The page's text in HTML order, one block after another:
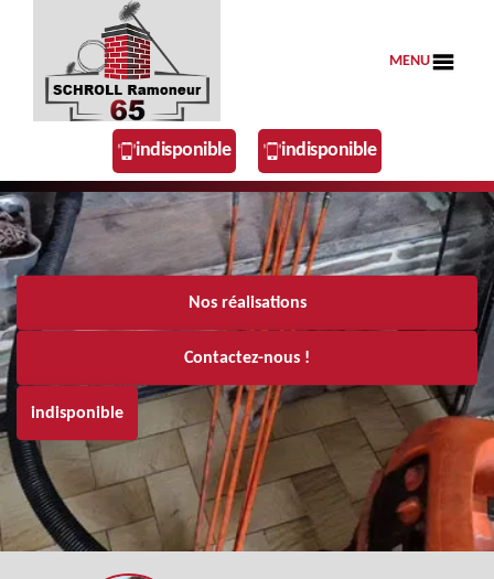
MENU
indisponible indisponible
Nos réalisations
Contactez-nous !
indisponible